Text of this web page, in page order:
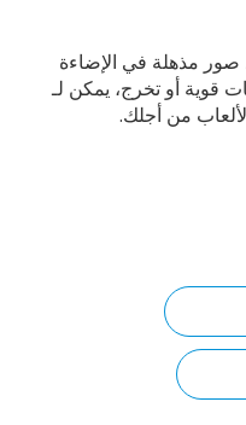
صور مذهلة في الإضاءة
قوية أو تخرج، يمكن لـ